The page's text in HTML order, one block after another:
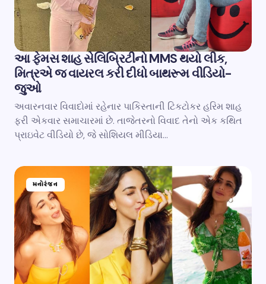
આ ફેમસ શાહ સેલિબ્રિટીનો MMS થયો લીક,
મિત્રએ જ વાયરલ કરી દીધો બાથરૂમ વીડિયો-
જુઓ
અવારનવાર વિવાદોમાં રહેનાર પાકિસ્તાની ટિકટોકર હરિમ શાહ
ફરી એકવાર સમાચારમાં છે. તાજેતરનો વિવાદ તેનો એક કથિત
પ્રાઇવેટ વીડિયો છે, જે સોશિયલ મીડિયા…
મનોરંજન